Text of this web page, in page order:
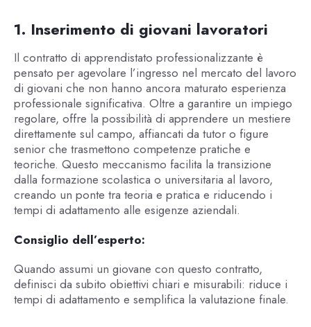
1. Inserimento di giovani lavoratori
Il contratto di apprendistato professionalizzante è
pensato per agevolare l’ingresso nel mercato del lavoro
di giovani che non hanno ancora maturato esperienza
professionale significativa. Oltre a garantire un impiego
regolare, offre la possibilità di apprendere un mestiere
direttamente sul campo, affiancati da tutor o figure
senior che trasmettono competenze pratiche e
teoriche. Questo meccanismo facilita la transizione
dalla formazione scolastica o universitaria al lavoro,
creando un ponte tra teoria e pratica e riducendo i
tempi di adattamento alle esigenze aziendali.
Consiglio dell’esperto:
Quando assumi un giovane con questo contratto,
definisci da subito obiettivi chiari e misurabili: riduce i
tempi di adattamento e semplifica la valutazione finale.